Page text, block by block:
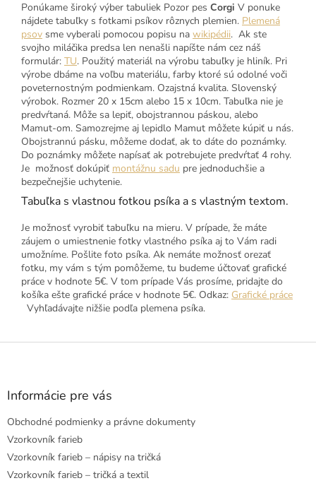
Ponúkame široký výber tabuliek Pozor pes Corgi V ponuke
nájdete tabuľky s fotkami psíkov rôznych plemien. Plemená
psov sme vyberali pomocou popisu na wikipédii. Ak ste
svojho miláčika predsa len nenašli napíšte nám cez náš
formulár: TU. Použitý materiál na výrobu tabuľky je hliník. Pri
výrobe dbáme na voľbu materiálu, farby ktoré sú odolné voči
poveternostným podmienkam. Ozajstná kvalita. Slovenský
výrobok. Rozmer 20 x 15cm alebo 15 x 10cm. Tabuľka nie je
predvŕtaná. Môže sa lepiť, obojstrannou páskou, alebo
Mamut-om. Samozrejme aj lepidlo Mamut môžete kúpiť u nás.
Obojstrannú pásku, môžeme dodať, ak to dáte do poznámky.
Do poznámky môžete napísať ak potrebujete predvŕtať 4 rohy.
Je možnosť dokúpiť montážnu sadu pre jednoduchšie a
bezpečnejšie uchytenie.
Tabuľka s vlastnou fotkou psíka a s vlastným textom.
Je možnosť vyrobiť tabuľku na mieru. V prípade, že máte
záujem o umiestnenie fotky vlastného psíka aj to Vám radi
umožníme. Pošlite foto psíka. Ak nemáte možnosť orezať
fotku, my vám s tým pomôžeme, tu budeme účtovať grafické
práce v hodnote 5€. V tom prípade Vás prosíme, pridajte do
košíka ešte grafické práce v hodnote 5€. Odkaz: Grafické práce
Vyhľadávajte nižšie podľa plemena psíka.
Z
Informácie pre vás
Obchodné podmienky a právne dokumenty
Vzorkovník farieb
Vzorkovník farieb – nápisy na tričká
Vzorkovník farieb – tričká a textil